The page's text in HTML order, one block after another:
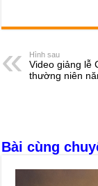
c
e
b
k
ss
n
Hình sau
Video giảng lễ
thường niên
Bài cùng